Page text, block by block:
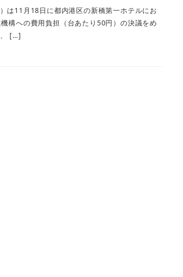
は11月18日に都内港区の新橋第一ホテルにお
構への費用負担（台あたり50円）の決議をめ
、 […]